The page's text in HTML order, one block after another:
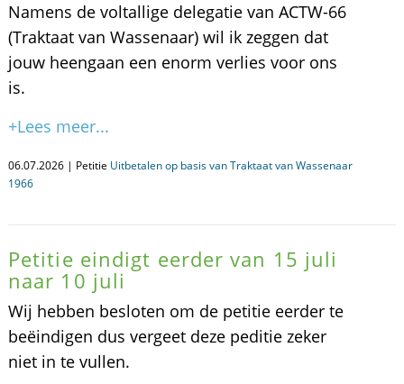
Namens de voltallige delegatie van ACTW-66
(Traktaat van Wassenaar) wil ik zeggen dat
jouw heengaan een enorm verlies voor ons
is.
+Lees meer...
06.07.2026 | Petitie Uitbetalen op basis van Traktaat van Wassenaar
1966
Petitie eindigt eerder van 15 juli
naar 10 juli
Wij hebben besloten om de petitie eerder te
beëindigen dus vergeet deze peditie zeker
niet in te vullen.